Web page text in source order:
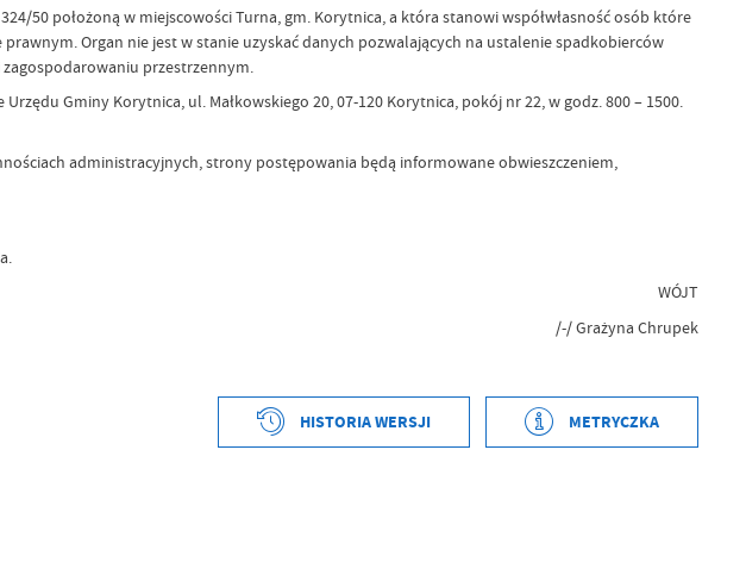
50 położoną w miejscowości Turna, gm. Korytnica, a która stanowi współwłasność osób które
Organ nie jest w stanie uzyskać danych pozwalających na ustalenie spadkobierców
zagospodarowaniu przestrzennym.
Gminy Korytnica, ul. Małkowskiego 20, 07-120 Korytnica, pokój nr 22, w godz. 800 – 1500.
administracyjnych, strony postępowania będą informowane obwieszczeniem,
WÓJT
/-/ Grażyna Chrupek
HISTORIA WERSJI METRYCZKA